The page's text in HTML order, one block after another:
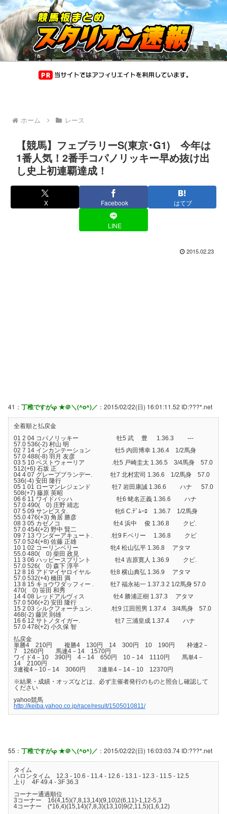
ホーム レース
【競馬】フェブラリーS(東京･G1) 今年は
1番人気！2番手コパノリッキー早め抜け出
し史上初連覇達成！
X Facebook はてブ
LINE
2015.02.23
41： 丁稚ですがφ ★＠＼(^o^)／ ：2015/02/22(日) 16:01:11.52 ID:???*.net
全着順と払戻金
01 2 04 コパノリッキー 牡5 武 豊 1.36.3 ---
57.0 536(-2) 村山 明
02 7 14 インカンテーション 牡5 内田博幸 1.36.4 1/2馬身
57.0 488(-8) 羽月 友彦
03 5 10 ベストウォーリア .牡5 戸崎圭太 1.36.5 3/4馬身 57.0
512(+6) 石坂 正
04 4 07 グレープブランデー. 牡7 北村宏司 1.36.6 1/2馬身 57.0
536(-4) 安田 隆行
05 1 01 ローマンレジェンド 牡7 岩田康誠 1.36.6 ハナ 57.0
508(+7) 藤原 英昭
06 6 11 ワイドバッハ 牡6 蛯名正義 1.36.6 ハナ
57.0 490( 0) 庄野 靖志
07 5 09 サンビスタ. 牝6 C.ﾃﾞﾑｰﾛ 1.36.7 1/2馬身
55.0 476(+3) 角居 勝彦
08 3 05 カゼノコ 牡4 浜中 俊 1.36.8 クビ.
57.0 454(+2) 野中 賢二
09 7 13 ワンダーアキュート. .牡9 F.ベリー 1.36.8 クビ
57.0 524(+8) 佐藤 正雄
10 1 02 コーリンベリー 牝4 松山弘平 1.36.8 アタマ
55.0 480( 0) 柴田 政見
11 3 06 ハッピースプリント 牡4 吉原寛人 1.36.9 クビ.
57.0 526( 0) 森下 淳平
12 8 16 アドマイヤロイヤル 牡8 横山典弘 1.36.9 アタマ
57.0 532(+4) 橋田 満
13 8 15 キョウワダッフィー . 牡7 福永祐一 1.37.3 2 1/2馬身 57.0
470( 0) 笹田 和秀
14 4 08 レッドアルヴィス 牡4 勝浦正樹 1.37.3 アタマ
57.0 506(+2) 安田 隆行
15 2 03 シルクフォーチュン. .牡9 江田照男 1.37.4 3/4馬身 57.0
468(-2) 藤沢 則雄
16 6 12 サトノタイガー. 牡7 三浦皇成 1.37.4 ハナ
57.0 478(+2) 小久保 智
払戻金
単勝4 210円 複勝4 130円 14 300円 10 190円 枠連2－
7 1260円 馬連4－14 1570円
ワイド4－10 390円 4－14 650円 10－14 1110円 馬単4－
14 2100円
3連複4－10－14 3060円 3連単4－14－10 12370円
※結果・成績・オッズなどは、必ず主催者発行のものと照合し確認して
ください
yahoo競馬
http://keiba.yahoo.co.jp/race/result/1505010811/
55： 丁稚ですがφ ★＠＼(^o^)／ ：2015/02/22(日) 16:03:03.74 ID:???*.net
タイム
ハロンタイム 12.3 - 10.6 - 11.4 - 12.6 - 13.1 - 12.3 - 11.5 - 12.5
上り 4F 49.4 - 3F 36.3
コーナー通過順位
3コーナー 16(4,15)(7,8,13,14)(9,10)2(6,11)-1,12-5,3
4コーナー (*16,4)(15,14)(7,8,3)(13,10)9(2,11,5)(1,6,12)